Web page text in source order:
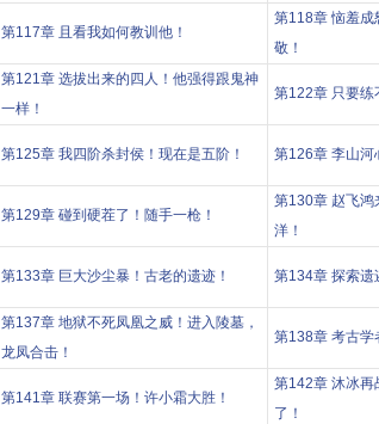
第117章 且看我如何教训他！
第118章 恼羞成
敬！
第121章 选拔出来的四人！他强得跟鬼神
一样！
第122章 只要练
第125章 我四阶杀封侯！现在是五阶！ 第126章 李山河
第129章 碰到硬茬了！随手一枪！
第130章 赵飞鸿
洋！
第133章 巨大沙尘暴！古老的遗迹！ 第134章 探索遗
第137章 地狱不死凤凰之威！进入陵墓，
龙凤合击！
第138章 考古学
第141章 联赛第一场！许小霜大胜！
第142章 沐冰再
了！